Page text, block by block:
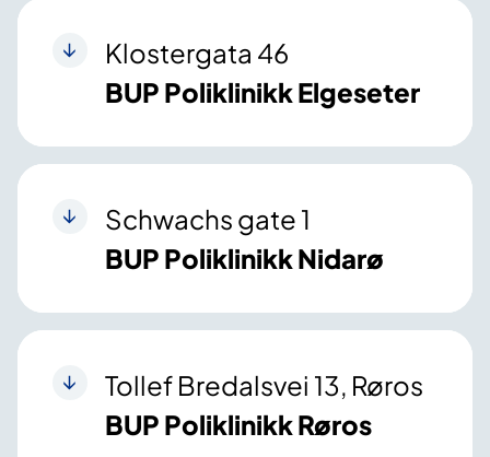
Klostergata 46
BUP Poliklinikk Elgeseter
Schwachs gate 1
BUP Poliklinikk Nidarø
Tollef Bredalsvei 13, Røros
BUP Poliklinikk Røros